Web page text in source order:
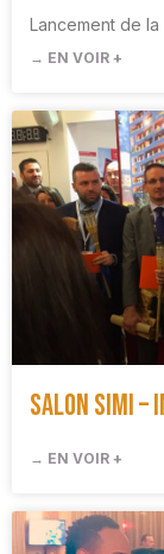
Lancement de la
→ EN VOIR +
Salon SIMI
→ EN VOIR +